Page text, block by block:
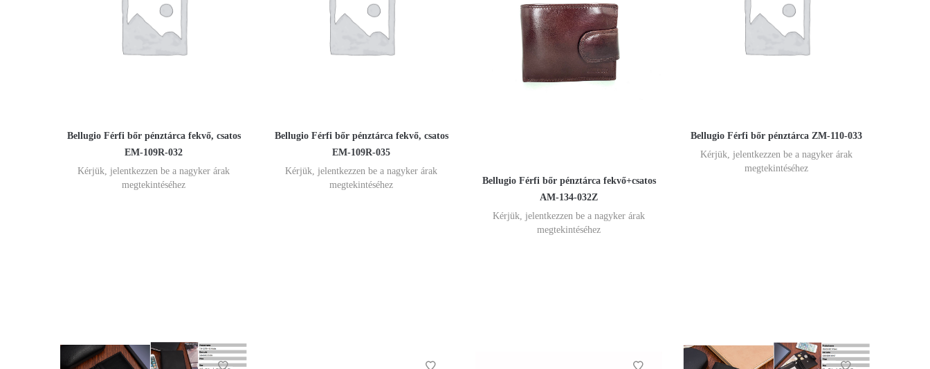
Bellugio Férfi bőr pénztárca fekvő, csatos
EM-109R-032
Kérjük, jelentkezzen be a nagyker árak
megtekintéséhez
Bellugio Férfi bőr pénztárca fekvő, csatos
EM-109R-035
Kérjük, jelentkezzen be a nagyker árak
megtekintéséhez
Bellugio Férfi bőr pénztárca fekvő+csatos
AM-134-032Z
Kérjük, jelentkezzen be a nagyker árak
megtekintéséhez
Bellugio Férfi bőr pénztárca ZM-110-033
Kérjük, jelentkezzen be a nagyker árak
megtekintéséhez